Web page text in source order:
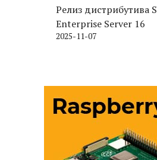
Релиз дистрибутива
Enterprise Server 16
2025-11-07